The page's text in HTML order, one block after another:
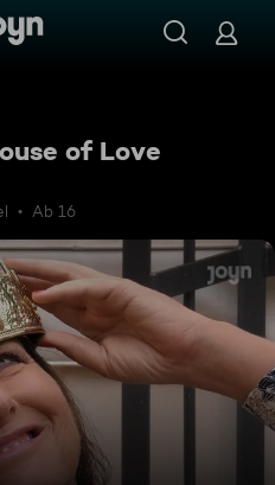
of Love
Ab 16